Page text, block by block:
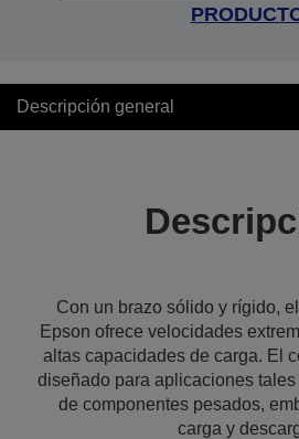
Descripción general
Con un brazo sólido y rígido,
Epson ofrece velocidades
altas capacidades de carga. El
diseñado para aplicaciones
de componentes pesados,
carga y